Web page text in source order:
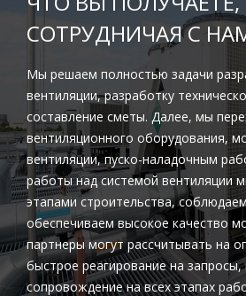
СОТРУДНИЧАЯ С
Мы решаем полностью задачи
вентиляции, разработку
составление сметы. Далее, мы
вентиляционного оборудования,
вентиляции, пуско-наладочным
работы над системой вентиляции
этапами строительства,
обеспечиваем высокое качество
партнеры могут рассчитывать на
быстрое реагирование на
сопровождение на всех этапах